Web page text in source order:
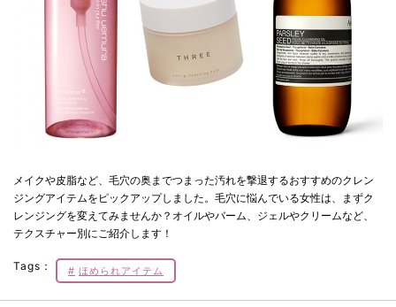
メイクや皮脂など、毛穴の奥までつまった汚れを撃退するおすすめのクレン
ジングアイテムをピックアップしました。毛穴に悩んでいる女性は、まずク
レンジングを変えてみませんか？オイルやバーム、ジェルやクリームなど、
テクスチャー別にご紹介します！
Tags： ほめられアイテム